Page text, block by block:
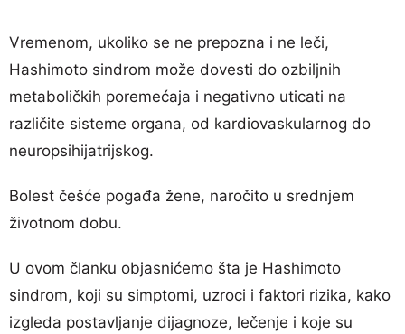
Vremenom, ukoliko se ne prepozna i ne leči,
Hashimoto sindrom može dovesti do ozbiljnih
metaboličkih poremećaja i negativno uticati na
različite sisteme organa, od kardiovaskularnog do
neuropsihijatrijskog.
Bolest češće pogađa žene, naročito u srednjem
životnom dobu.
U ovom članku objasnićemo šta je Hashimoto
sindrom, koji su simptomi, uzroci i faktori rizika, kako
izgleda postavljanje dijagnoze, lečenje i koje su